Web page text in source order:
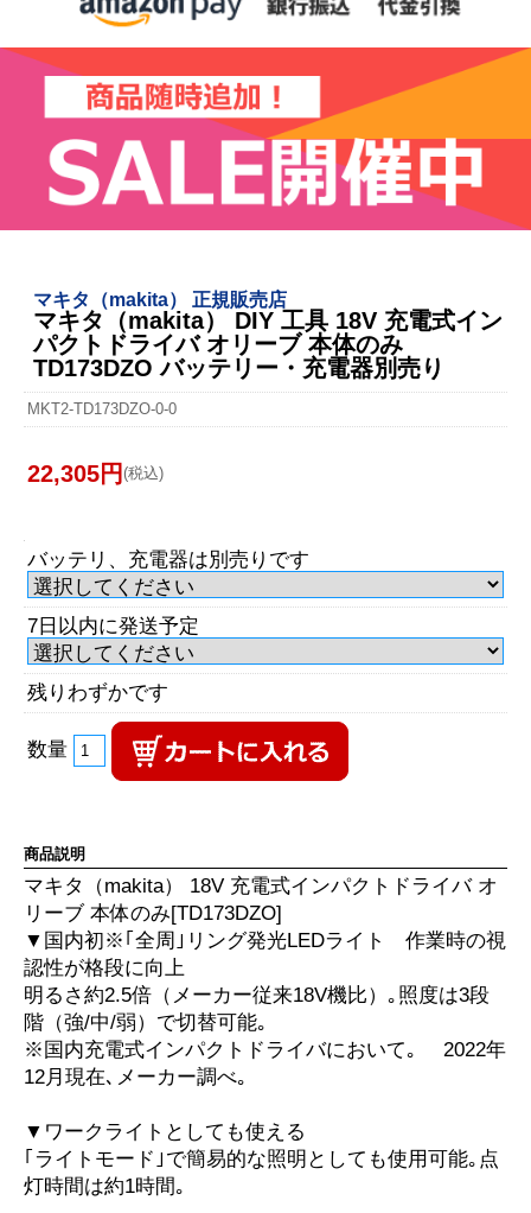
マキタ（makita） 正規販売店
マキタ（makita） DIY 工具 18V 充電式イン
パクトドライバ オリーブ 本体のみ
TD173DZO バッテリー・充電器別売り
MKT2-TD173DZO-0-0
22,305円 (税込)
バッテリ、充電器は別売りです
7日以内に発送予定
残りわずかです
数量
商品説明
マキタ（makita） 18V 充電式インパクトドライバ オ
リーブ 本体のみ[TD173DZO]
▼国内初※｢全周｣リング発光LEDライト 作業時の視
認性が格段に向上
明るさ約2.5倍（メーカー従来18V機比）｡照度は3段
階（強/中/弱）で切替可能｡
※国内充電式インパクトドライバにおいて｡ 2022年
12月現在､メーカー調べ｡
▼ワークライトとしても使える
｢ライトモード｣で簡易的な照明としても使用可能｡点
灯時間は約1時間｡